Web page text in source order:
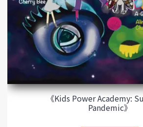
《Kids Power Academy:
Pandemic》